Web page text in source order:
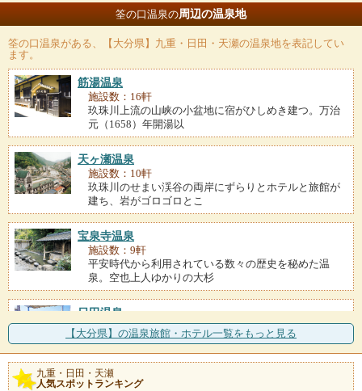
筌の口温泉の周辺の温泉地
筌の口温泉がある、【大分県】九重・日田・天瀬の温泉地を表記してい
ます。
筋湯温泉
施設数：16軒
玖珠川上流の山峡の小盆地に宿がひしめき建つ。万治
元（1658）年開湯以
天ヶ瀬温泉
施設数：10軒
玖珠川のせまい渓谷の両岸にずらりとホテルと旅館が
建ち、岩がゴロゴロとこ
宝泉寺温泉
施設数：9軒
平安時代から利用されている数々の歴史を秘めた温
泉。空也上人ゆかりの大杉
日田温泉
施設数：5軒
土蔵づくりの古い町並みが残り、天領時代を彷彿させ
る日田。三隈川のほとり
【大分県】の温泉旅館・ホテル一覧をもっと見る
九重・日田・天瀬
人気スポットランキング